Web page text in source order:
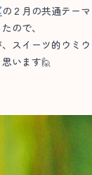
の２月の共通テー
ので、
スイーツ的ウミ
います🙋